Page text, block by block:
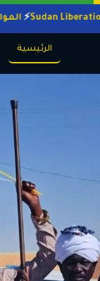
الرئيسية